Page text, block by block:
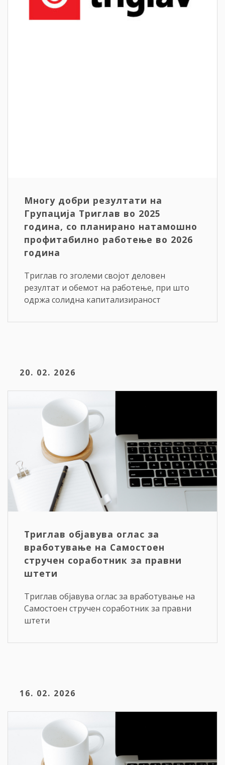
Многу добри резултати на
Групација Триглав во 2025
година, со планирано натамошно
профитабилно работење во 2026
година
Триглав го зголеми својот деловен
резултат и обемот на работење, при што
одржа солидна капитализираност
20. 02. 2026
Триглав објавува оглас за
вработување на Самостоен
стручен соработник за правни
штети
Триглав објавува оглас за вработување на
Самостоен стручен соработник за правни
штети
16. 02. 2026